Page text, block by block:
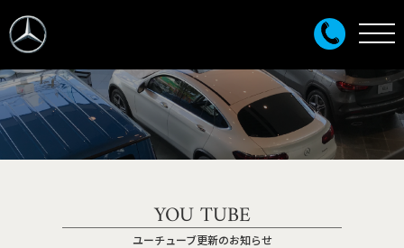
YOU TUBE
ユーチューブ更新のお知らせ